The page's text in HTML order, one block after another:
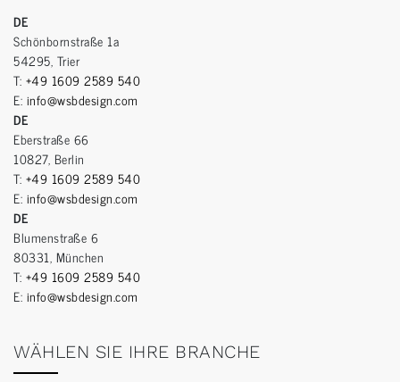
DE
Schönbornstraße 1a
54295, Trier
T: +49 1609 2589 540
E: info@wsbdesign.com
DE
Eberstraße 66
10827, Berlin
T: +49 1609 2589 540
E: info@wsbdesign.com
DE
Blumenstraße 6
80331, München
T: +49 1609 2589 540
E: info@wsbdesign.com
WÄHLEN SIE IHRE BRANCHE